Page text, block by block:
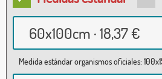
60x100cm · 18,37 €
Medida estándar organismos oficiales: